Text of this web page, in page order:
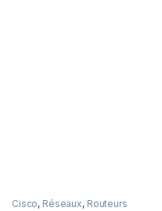
Cisco, Réseaux, Routeurs